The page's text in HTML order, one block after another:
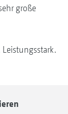
große
Leistungsstark.